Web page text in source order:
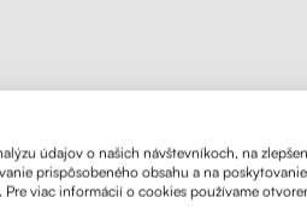
údajov o našich návštevníkoch, na
prispôsobeného obsahu a na
Pre viac informácií o cookies používame